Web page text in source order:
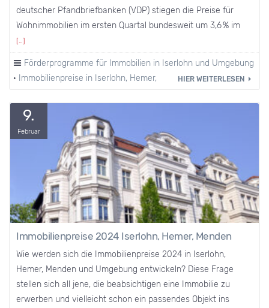
deutscher Pfandbriefbanken (VDP) stiegen die Preise für
Wohnimmobilien im ersten Quartal bundesweit um 3,6 % im
[…]
Förderprogramme für Immobilien in Iserlohn und Umgebung
· Immobilienpreise in Iserlohn, Hemer, Menden und Umgebung
HIER WEITERLESEN
9.
Februar
Immobilienpreise 2024 Iserlohn, Hemer, Menden
Wie werden sich die Immobilienpreise 2024 in Iserlohn,
Hemer, Menden und Umgebung entwickeln? Diese Frage
stellen sich all jene, die beabsichtigen eine Immobilie zu
erwerben und vielleicht schon ein passendes Objekt ins